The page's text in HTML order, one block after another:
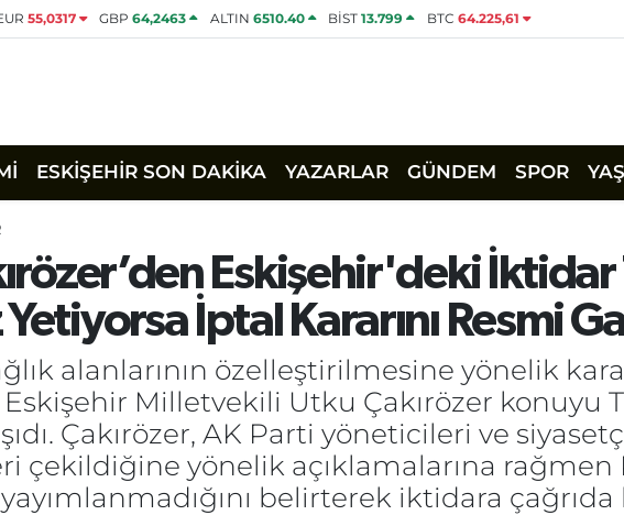
55,0317 GBP64,2463 ALTIN 6510.40 BİST13.799 BTC 64.225,61
ESKİŞEHİR SON DAKİKA YAZARLAR GÜNDEM SPOR
Eskişehir'deki
İptal Kararını Resmi
alanlarının özelleştirilmesine yönelik
Eskişehir Milletvekili Utku Çakırözer konuyu
Çakırözer, AK Parti yöneticileri ve
çekildiğine yönelik açıklamalarına
belirterek iktidara